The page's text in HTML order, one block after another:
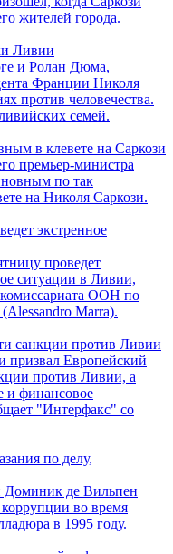
жителей города.
Ливии
и Ролан Дюма,
Франции Николя
против человечества.
семей.
в клевете на Саркози
премьер-министра
по так
на Николя Саркози.
экстренное
проведет
ситуации в Ливии,
комиссариата ООН по
Marra).
санкции против Ливии
призвал Европейский
против Ливии, а
и финансовое
"Интерфакс" со
по делу,
де Вильпен
во время
в 1995 году.